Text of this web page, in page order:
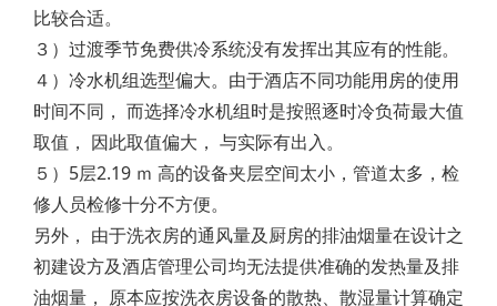
比较合适。
３）过渡季节免费供冷系统没有发挥出其应有的性能。
４）冷水机组选型偏大。由于酒店不同功能用房的使用
时间不同， 而选择冷水机组时是按照逐时冷负荷最大值
取值， 因此取值偏大， 与实际有出入。
５）5层2.19 ｍ 高的设备夹层空间太小，管道太多，检
修人员检修十分不方便。
另外， 由于洗衣房的通风量及厨房的排油烟量在设计之
初建设方及酒店管理公司均无法提供准确的发热量及排
油烟量， 原本应按洗衣房设备的散热、散湿量计算确定